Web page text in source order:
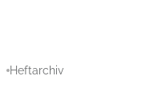
Heftarchiv